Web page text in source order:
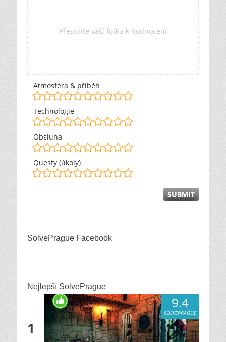
Přesuňte vaší fotku k hodnocení
Atmosféra & příběh
Technologie
Obsluha
Questy (úkoly)
SolvePrague Facebook
Nejlepší SolvePrague
1
9.4
SOLVEPRAGUE